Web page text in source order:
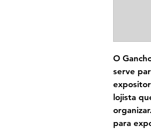
O
serve
lojista
para